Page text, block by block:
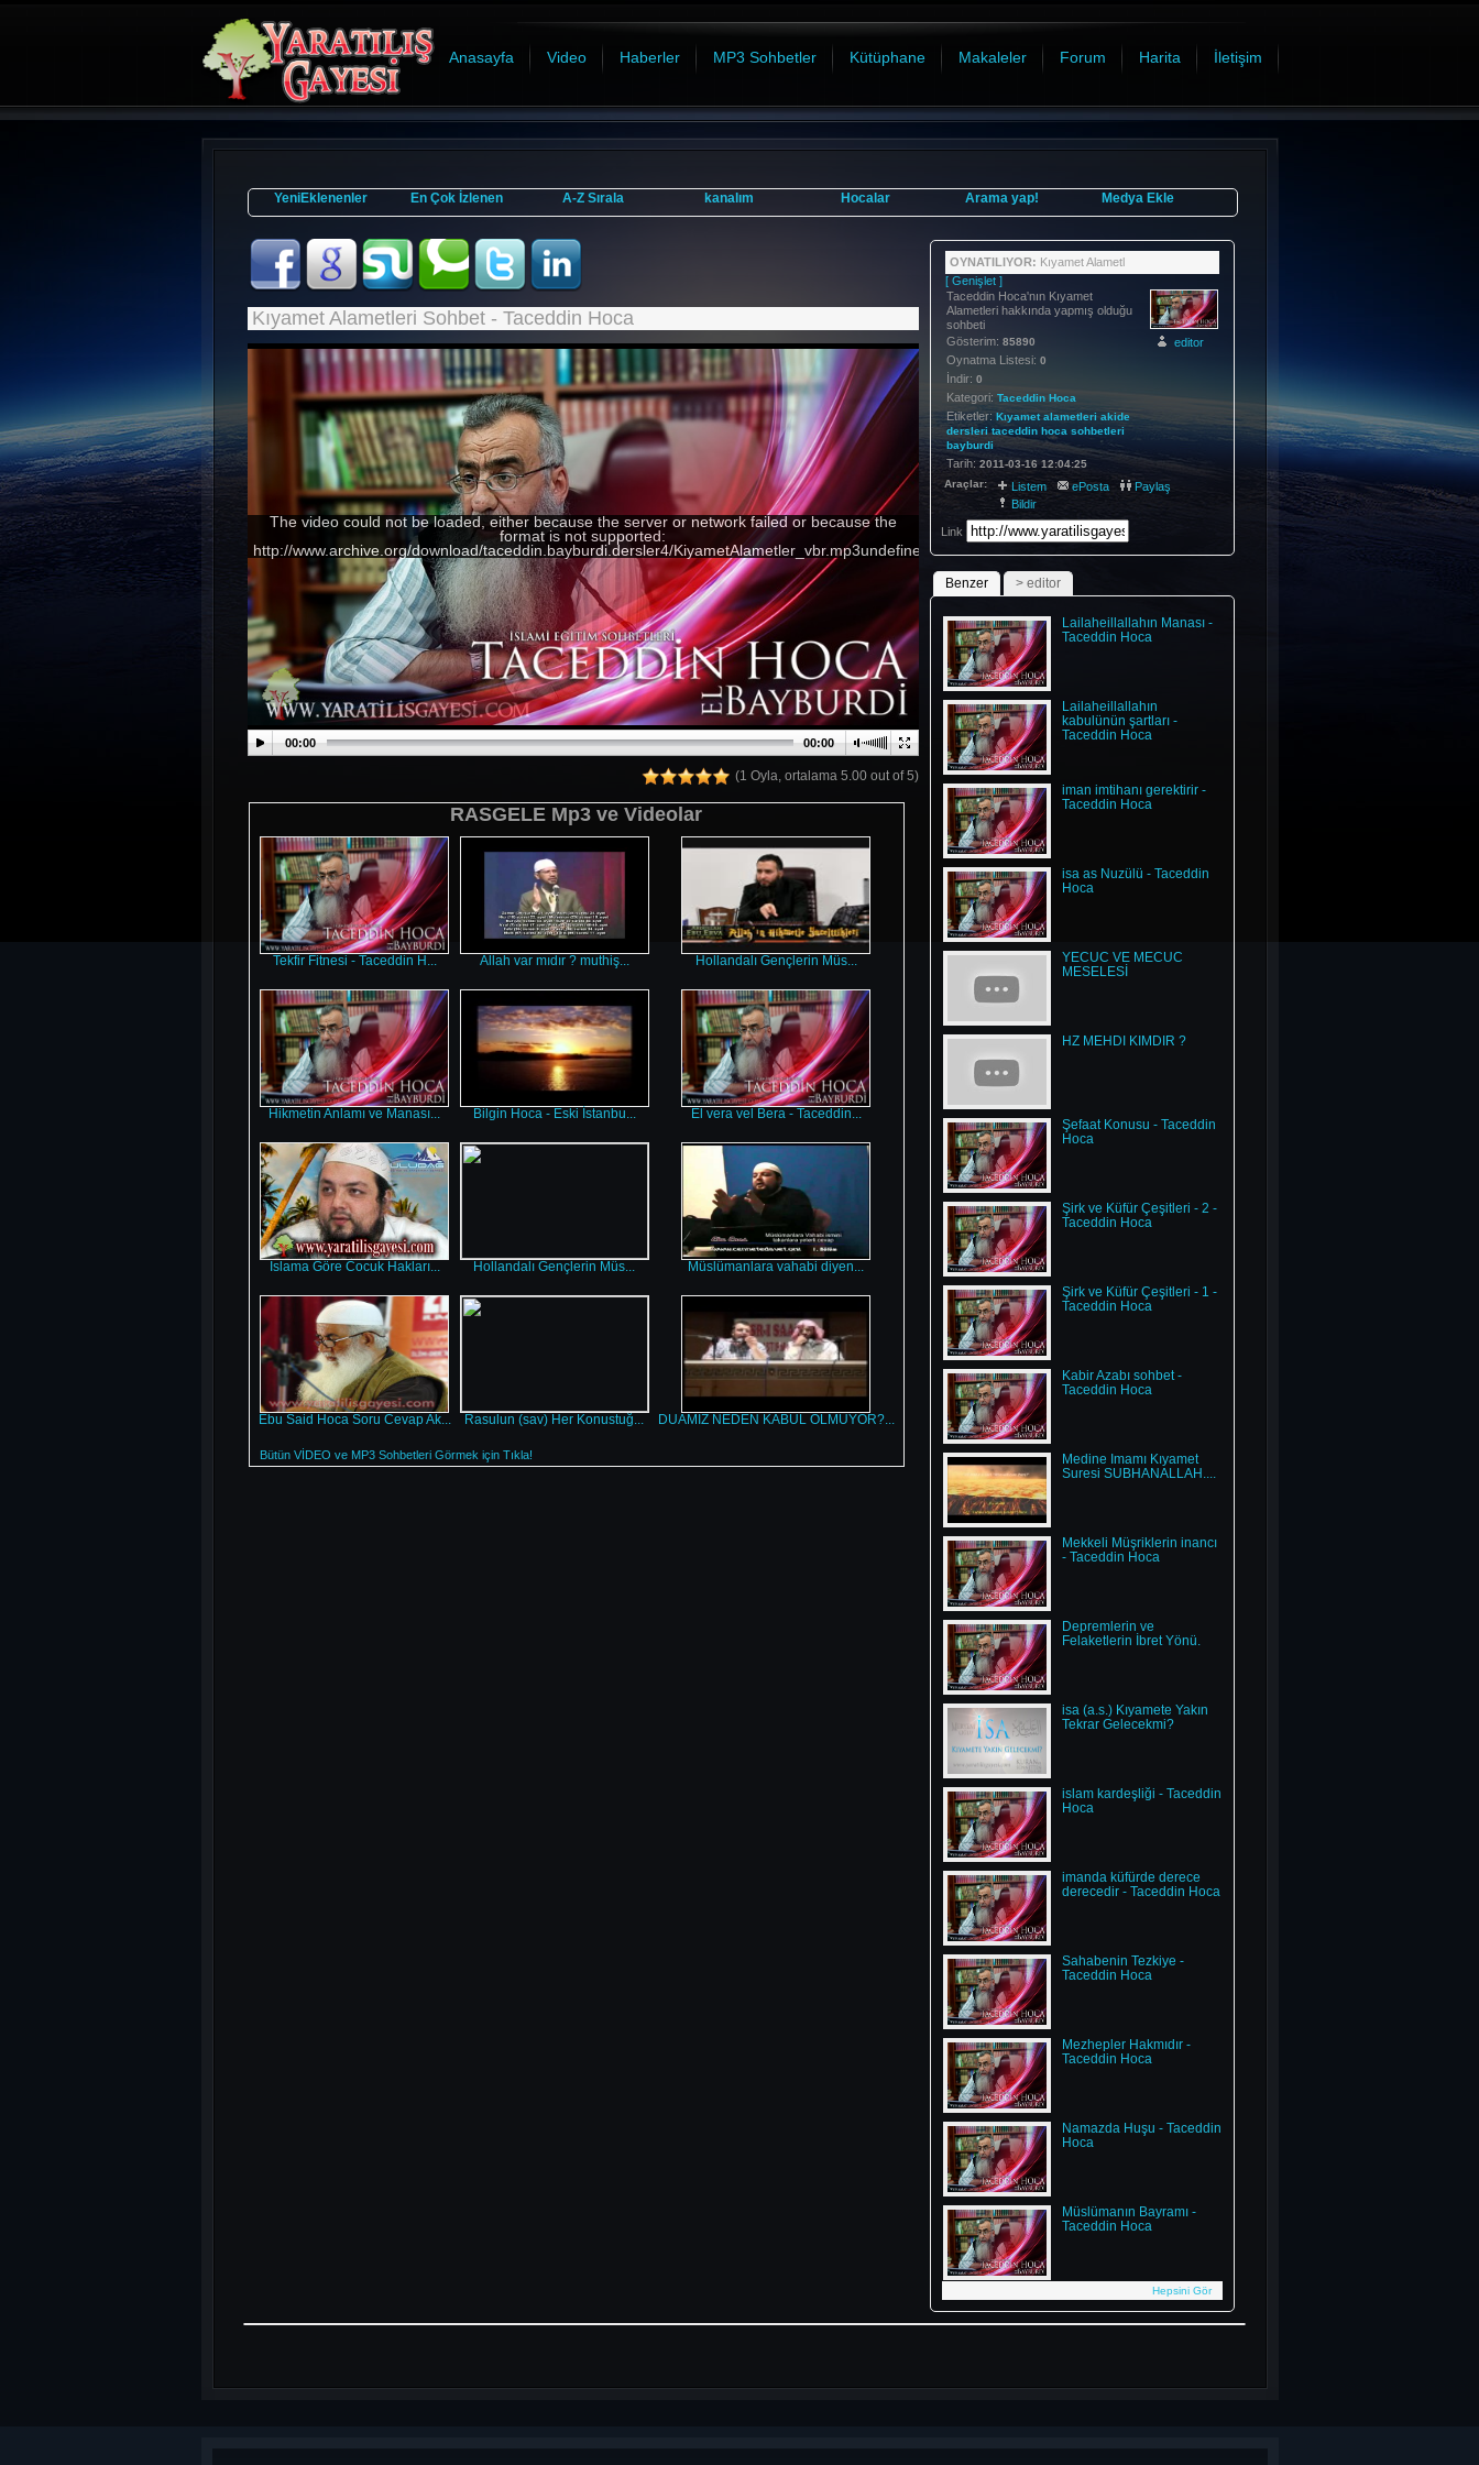
Anasayfa Video Haberler MP3 Sohbetler Kütüphane Makaleler Forum Harita İletişim
YeniEklenenler En Çok İzlenen A-Z Sırala kanalım Hocalar Arama yap! Medya Ekle
Kıyamet Alametleri Sohbet - Taceddin Hoca
The video could not be loaded, either because the server or network failed or because the
format is not supported:
http://www.archive.org/download/taceddin.bayburdi.dersler4/
00:00 00:00
(1 Oyla, ortalama 5.00 out of 5)
RASGELE Mp3 ve Videolar
Tekfir Fitnesi - Taceddin H... Allah var mıdır ? muthiş... Hollandalı Gençlerin Müs...
Hikmetin Anlamı ve Manası... Bilgin Hoca - Eski İstanbu... El vera vel Bera - Taceddin...
Islama Göre Cocuk Hakları... Hollandalı Gençlerin Müs... Müslümanlara vahabi diyen...
Ebu Said Hoca Soru Cevap Ak... Rasulun (sav) Her Konustuğ... DUAMIZ NEDEN KABUL OLMUYOR?...
Bütün VİDEO ve MP3 Sohbetleri Görmek için Tıkla!
OYNATILIYOR: Kıyamet Alametl
[ Genişlet ]
Taceddin Hoca'nın Kıyamet
Alametleri hakkında yapmış olduğu
sohbeti
Gösterim: 85890
Oynatma Listesi: 0
İndir: 0
Kategori: Taceddin Hoca
Etiketler: Kıyamet alametleri akide
dersleri taceddin hoca sohbetleri
bayburdi
Tarih: 2011-03-16 12:04:25
editor
Araçlar: Listem ePosta
Paylaş
Bildir
Link
Benzer > editor
Lailaheillallahın Manası -
Taceddin Hoca
Lailaheillallahın
kabulünün şartları -
Taceddin Hoca
iman imtihanı gerektirir -
Taceddin Hoca
isa as Nuzülü - Taceddin
Hoca
YECÜC VE MECÜC
MESELESİ
HZ MEHDİ KİMDİR ?
Şefaat Konusu - Taceddin
Hoca
Şirk ve Küfür Çeşitleri - 2 -
Taceddin Hoca
Şirk ve Küfür Çeşitleri - 1 -
Taceddin Hoca
Kabir Azabı sohbet -
Taceddin Hoca
Medine İmamı Kıyamet
Suresi SUBHANALLAH....
Mekkeli Müşriklerin inancı
- Taceddin Hoca
Depremlerin ve
Felaketlerin İbret Yönü.
isa (a.s.) Kıyamete Yakın
Tekrar Gelecekmi?
islam kardeşliği - Taceddin
Hoca
imanda küfürde derece
derecedir - Taceddin Hoca
Sahabenin Tezkiye -
Taceddin Hoca
Mezhepler Hakmıdır -
Taceddin Hoca
Namazda Huşu - Taceddin
Hoca
Müslümanın Bayramı -
Taceddin Hoca
Hepsini Gör